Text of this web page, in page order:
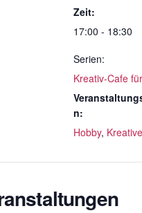
Zeit:
17:00 - 18:30
Serien:
Kreativ-Cafe
n:
Hobby,